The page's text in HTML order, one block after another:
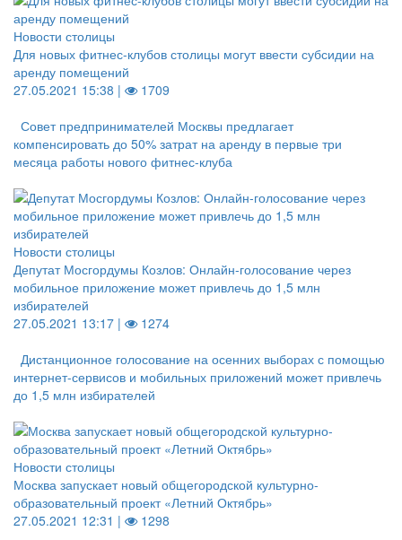
Новости столицы
Для новых фитнес-клубов столицы могут ввести субсидии на
аренду помещений
27.05.2021 15:38 |
1709
Совет предпринимателей Москвы предлагает
компенсировать до 50% затрат на аренду в первые три
месяца работы нового фитнес-клуба
Новости столицы
Депутат Мосгордумы Козлов: Онлайн-голосование через
мобильное приложение может привлечь до 1,5 млн
избирателей
27.05.2021 13:17 |
1274
Дистанционное голосование на осенних выборах с помощью
интернет-сервисов и мобильных приложений может привлечь
до 1,5 млн избирателей
Новости столицы
Москва запускает новый общегородской культурно-
образовательный проект «Летний Октябрь»
27.05.2021 12:31 |
1298